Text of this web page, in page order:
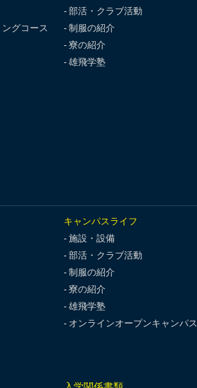
グコース
部活・クラブ活動
制服の紹介
寮の紹介
雄飛学塾
キャンパスライフ
施設・設備
部活・クラブ活動
制服の紹介
寮の紹介
雄飛学塾
オンラインオープンキャンパス